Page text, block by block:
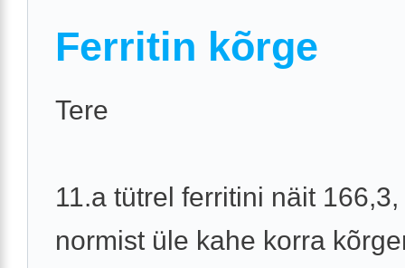
Ferritin kõrge
Tere
11.a tütrel ferritini näit
normist üle kahe korra